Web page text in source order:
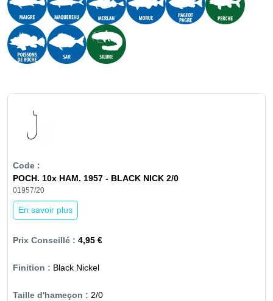
POCH. 10x HAM. 1957 - BLACK NICK 2/0
01957/20
En savoir plus
4,95 €
Black Nickel
2/0